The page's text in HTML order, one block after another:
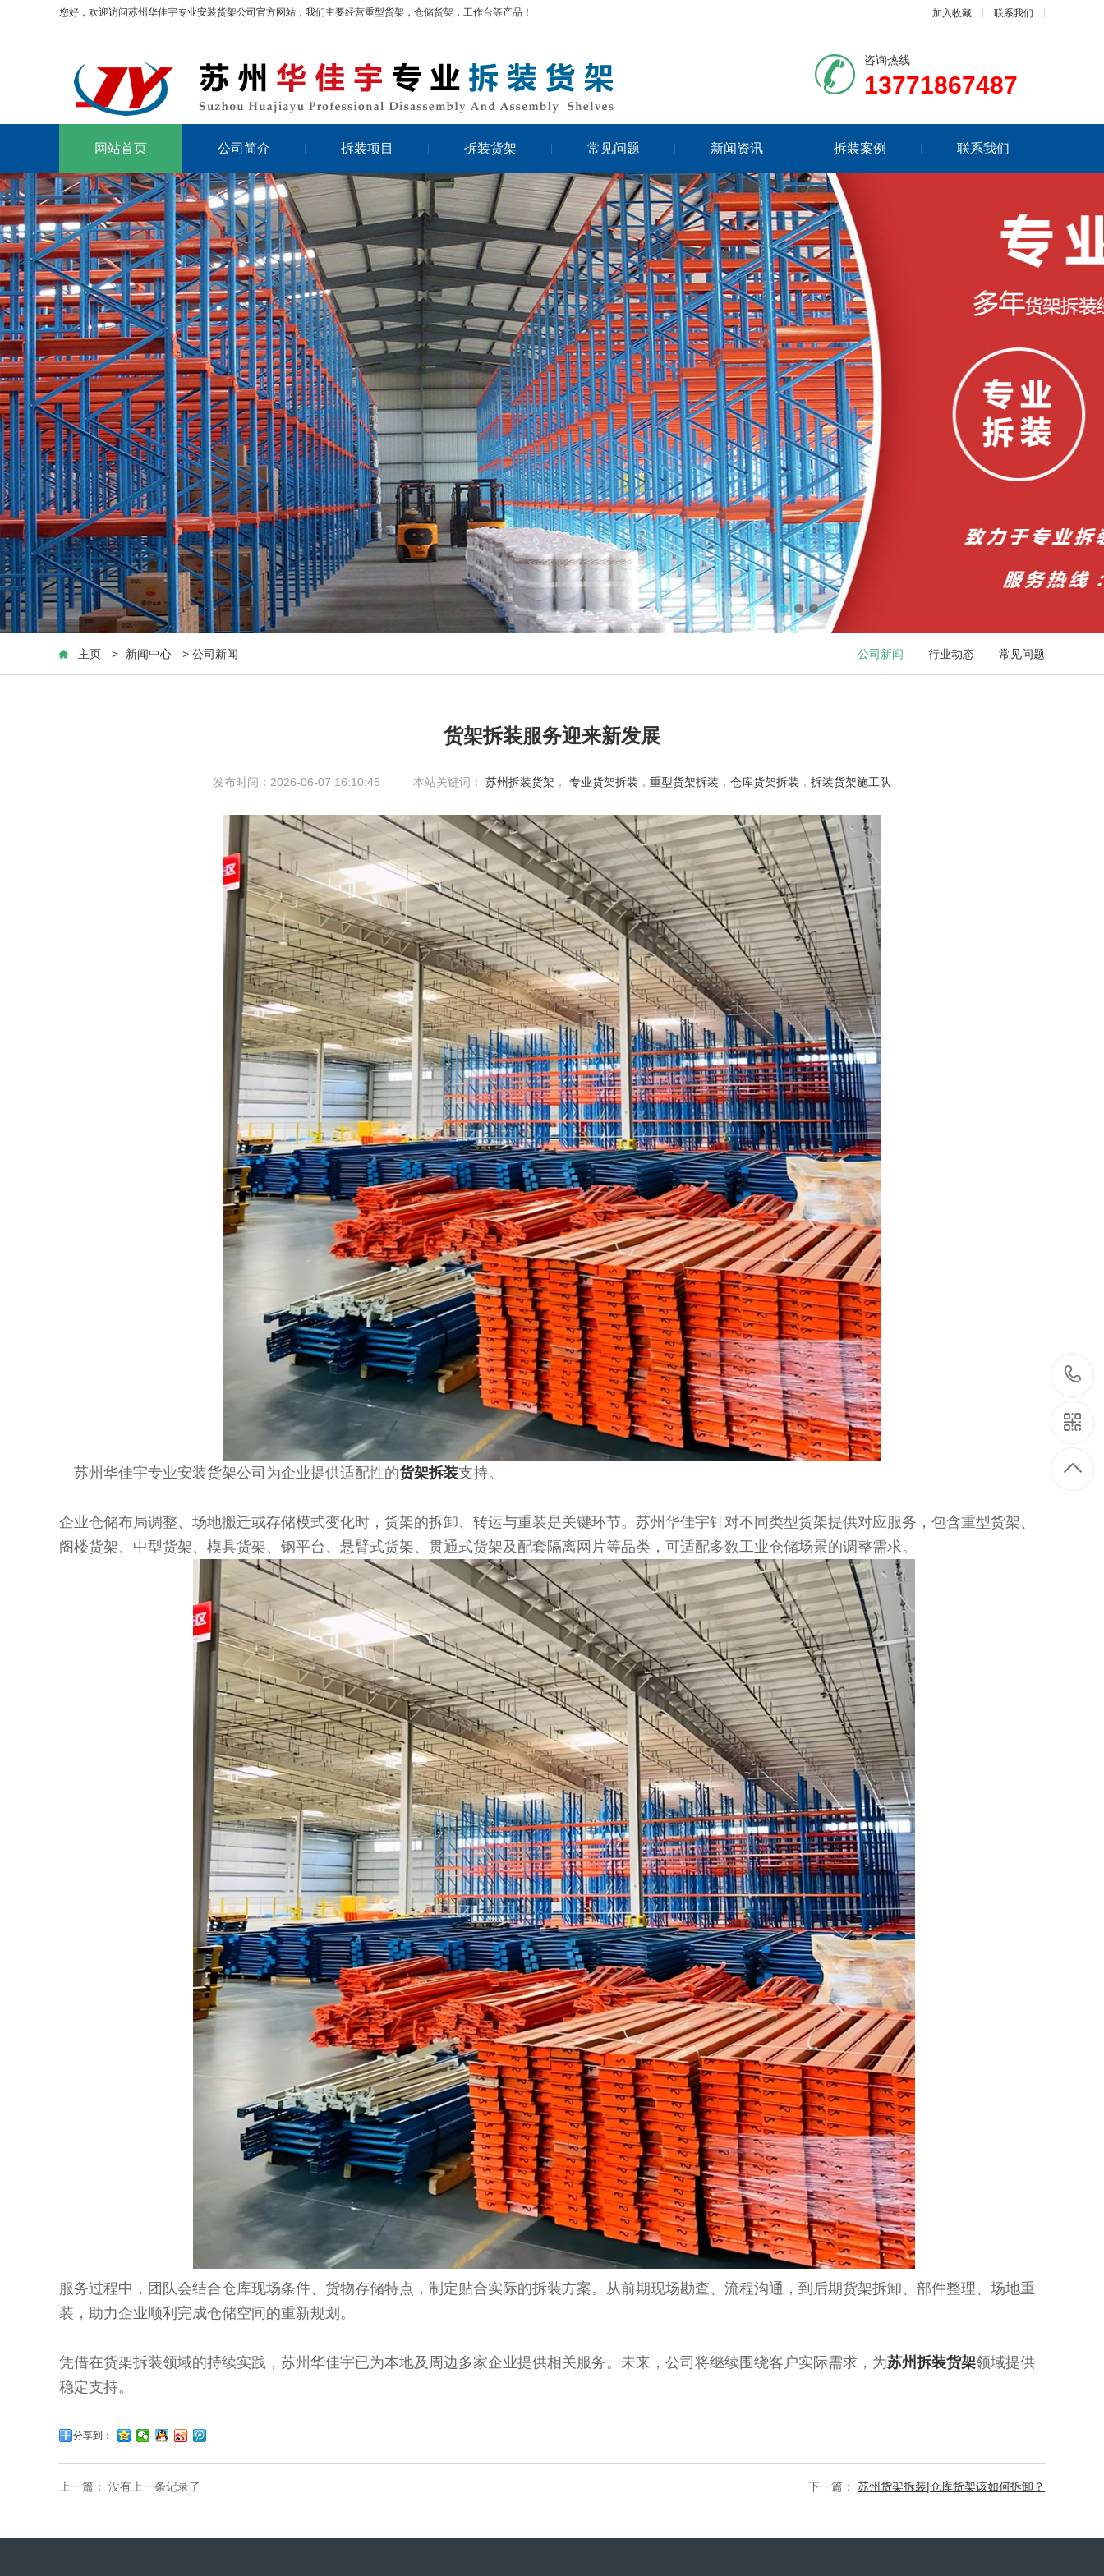
您好，欢迎访问苏州华佳宇专业安装货架公司官方网站，我们主要经营重型货架，仓储货架，工作台等产品！ 加入收藏 联系我们
咨询热线
13771867487
网站首页 公司简介 拆装项目 拆装货架 常见问题 新闻资讯 拆装案例 联系我们
主页 > 新闻中心 > 公司新闻 公司新闻 行业动态 常见问题
货架拆装服务迎来新发展
发布时间：2026-06-07 16:10:45 本站关键词： 苏州拆装货架 ， 专业货架拆装 ， 重型货架拆装 ， 仓库货架拆装 ， 拆装货架施工队
苏州华佳宇专业安装货架公司为企业提供适配性的货架拆装支持。
企业仓储布局调整、场地搬迁或存储模式变化时，货架的拆卸、转运与重装是关键环节。苏州华佳宇针对不同类型货架提供对应服务，包含重型货架、
阁楼货架、中型货架、模具货架、钢平台、悬臂式货架、贯通式货架及配套隔离网片等品类，可适配多数工业仓储场景的调整需求。
服务过程中，团队会结合仓库现场条件、货物存储特点，制定贴合实际的拆装方案。从前期现场勘查、流程沟通，到后期货架拆卸、部件整理、场地重
装，助力企业顺利完成仓储空间的重新规划。
凭借在货架拆装领域的持续实践，苏州华佳宇已为本地及周边多家企业提供相关服务。未来，公司将继续围绕客户实际需求，为苏州拆装货架领域提供
稳定支持。
分享到：
上一篇： 没有上一条记录了 下一篇： 苏州货架拆装|仓库货架该如何拆卸？